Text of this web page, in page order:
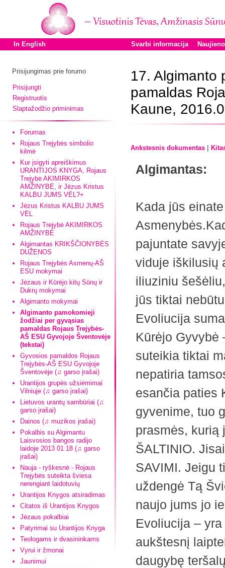
In English Svarbi informacija
Prisijungimas prie forumo
Prisijungti
Registruotis
Slaptažodžio priminimas
Forumas
Rojaus Trejybės simbolio
kilmė
Kur įsigyti apreiškimus
URANTIJOS KNYGA, Rojaus
Trejybė AKIMIRKOS
AMŽINYBĖ, ir Jėzus Kristus
KALBU JUMS VĖL?+
Jėzus Kristus KALBU JUMS
VĖL
Rojaus Trejybė AKIMIRKOS
AMŽINYBĖ
Algimantas KRIKŠČIONYBĖS
DUŽENOS
Rojaus Trejybės Asmenų-AŠ
ESU mokymai
Jėzaus ir Kūrėjo kitų Sūnų ir
Dukrų mokymai
Algimanto mokymai
Algimanto pamokomieji
žodžiai per gyvąsias
pamaldas Rojaus Trejybės-
AŠ ESU Gyvojoje Šventovėje
(tekstai)
Gyvosios pamaldos Rojaus
Trejybės-AŠ ESU Gyvojoje
Šventovėje (♫ garso įrašai)
Urantijos grupės užsiėmimai
Vilniuje (♫ garso įrašai)
Lietuvos urantų sambūriai (♫
garso įrašai)
Dainos (♫ muzikos įrašai)
Pokalbis su Algimantu
Laisvosios bangos radijo
laidoje 2013 01 18 (♫ garso
įrašai)
Nauja - ryškesnė - Rojaus
Trejybės suteikta šviesa
nerengiant laidotuvių
Urantijos Knygos atsiradimas
Citatos iš Urantijos Knygos
Jėzaus pokalbiai
Patyrimai su Urantijos Knyga
Teologams ir dvasininkams
Vyrui ir žmonai
Jaunimui
17. Algimanto
pamaldas
Kaune,
Ankstesnis dokumentas |
Algimantas:
Kada jūs
pajuntate
viduje iškilusių
iliuziniu
jūs tiktai
Evoliucija
Kūrėjo Gyvybė
suteikia tiktai
nepatiria
esančia paties
gyvenime, tuo
prasmės, kurią
ŠALTINIO.
SAVIMI. Jeigu
uždengė Tą
naujo jums jo
Evoliucija –
aukštesnį
daugybę